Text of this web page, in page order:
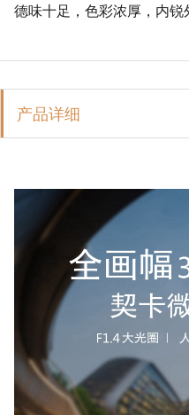
德味十足，色彩浓厚，内
产品详细